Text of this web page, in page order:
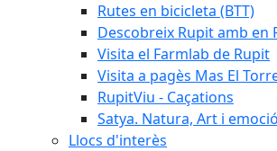
Rutes en bicicleta (BTT)
Descobreix Rupit amb en
Visita el Farmlab de Rupit
Visita a pagès Mas El
RupitViu - Caçations
Satya. Natura, Art i emoció
Llocs d'interès